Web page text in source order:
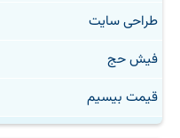
طراحی سایت
فیش حج
قیمت بیسیم